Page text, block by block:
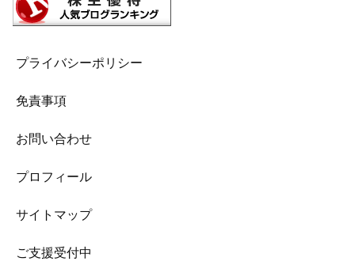
プライバシーポリシー
免責事項
お問い合わせ
プロフィール
サイトマップ
ご支援受付中